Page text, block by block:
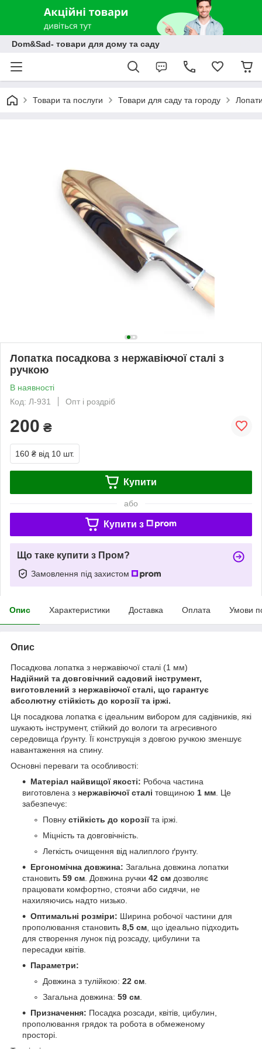
Dom&Sad- товари для дому та саду
Товари та послуги Товари для саду та городу
Лопатка посадкова з нержавіючої сталі з
ручкою
В наявності
Код: Л-931
Опт і роздріб
200 ₴
160 ₴ від 10 шт.
Купити
або
Купити з
Що таке купити з Пром?
Замовлення під захистом
Опис Характеристики Доставка Оплата Умови
Опис
Посадкова лопатка з нержавіючої сталі (1 мм)
Надійний та довговічний садовий інструмент,
виготовлений з нержавіючої сталі, що гарантує
абсолютну стійкість до корозії та іржі.
Ця посадкова лопатка є ідеальним вибором для садівників, які
шукають інструмент, стійкий до вологи та агресивного
середовища ґрунту. Її конструкція з довгою ручкою зменшує
навантаження на спину.
Основні переваги та особливості:
Матеріал найвищої якості: Робоча частина
виготовлена з нержавіючої сталі товщиною 1 мм . Це
забезпечує:
Повну стійкість до корозіїта іржі.
Міцність та довговічність.
Легкість очищення від налиплого ґрунту.
Ергономічна довжина: Загальна довжина лопатки
становить 59 см . Довжина ручки 42 см дозволяє
працювати комфортно, стоячи або сидячи, не
нахиляючись надто низько.
Оптимальні розміри: Ширина робочої частини для
прополювання становить 8,5 см , що ідеально підходить
для створення лунок під розсаду, цибулини та
пересадки квітів.
Параметри:
Довжина з тулійкою: 22 см
Загальна довжина: 59 см
Призначення: Посадка розсади, квітів, цибулин,
прополювання грядок та робота в обмеженому
просторі.